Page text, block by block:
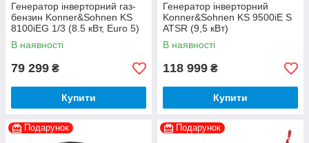
Генератор інверторний газ-
бензин Konner&Sohnen KS
8100iEG 1/3 (8.5 кВт, Euro 5)
В наявності
79 299 ₴
Купити
Генератор інверторний
Konner&Sohnen KS 9500iE S
ATSR (9,5 кВт)
В наявності
118 999 ₴
Купити
Подарунок Подарунок